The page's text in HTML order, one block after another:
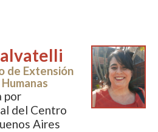
de Extensión
por
del Centro
Aires